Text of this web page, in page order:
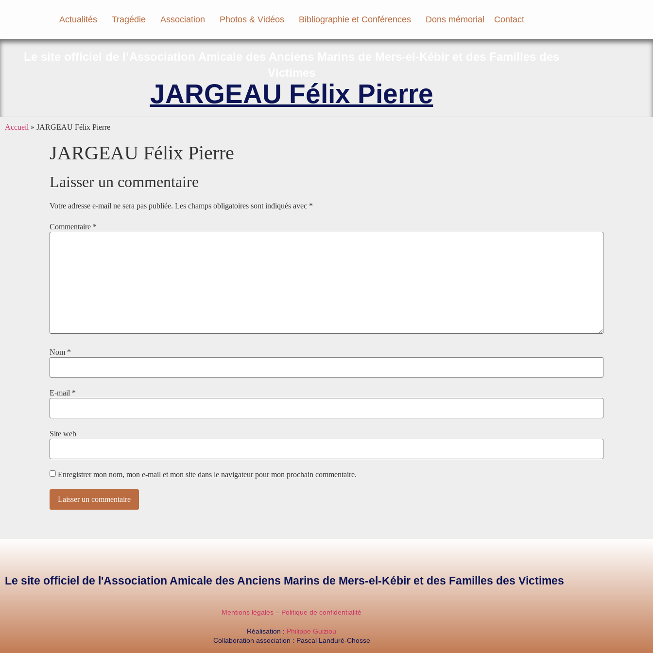
Actualités Tragédie Association Photos & Vidéos Bibliographie et Conférences Dons mémorial Contact
JARGEAU Félix Pierre
Accueil » JARGEAU Félix Pierre
JARGEAU Félix Pierre
Laisser un commentaire
Votre adresse e-mail ne sera pas publiée. Les champs obligatoires sont indiqués avec *
Commentaire *
Nom *
E-mail *
Site web
Enregistrer mon nom, mon e-mail et mon site dans le navigateur pour mon prochain commentaire.
Le site officiel de l'Association Amicale des Anciens Marins de Mers-el-Kébir et des Familles des Victimes
Mentions légales – Politique de confidentialité
Réalisation : Philippe Guiziou
Collaboration association : Pascal Landuré-Chosse